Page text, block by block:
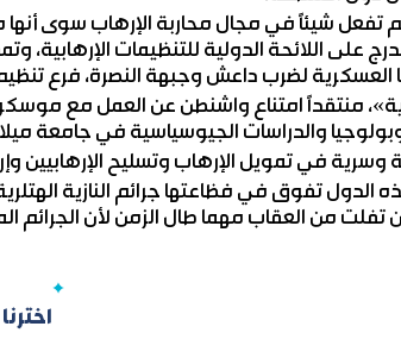
لم تفعل شيئاً في مجال محاربة الإرهاب سوى
اللائحة الدولية للتنظيمات الإرهابية،
العسكرية لضرب داعش وجبهة النصرة، فرع
منتقداً امتناع واشنطن عن العمل مع
والدراسات الجيوسياسية في جامعة ميلانو
وسرية في تمويل الإرهاب وتسليح الإرهابيين
تفوق في فظاعتها جرائم النازية
تفلت من العقاب مهما طال الزمن لأن الجرائم